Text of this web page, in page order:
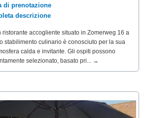
di prenotazione
descrizione
ristorante accogliente situato in Zomerweg 16 a
stabilimento culinario è conosciuto per la sua
calda e invitante. Gli ospiti possono
selezionato, basato pri... →